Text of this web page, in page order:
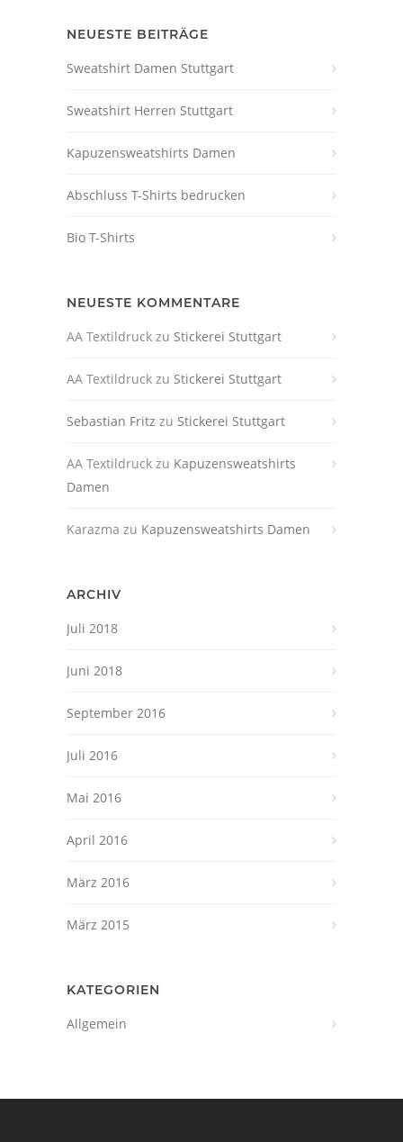
NEUESTE BEITRÄGE
Sweatshirt Damen Stuttgart
Sweatshirt Herren Stuttgart
Kapuzensweatshirts Damen
Abschluss T-Shirts bedrucken
Bio T-Shirts
NEUESTE KOMMENTARE
AA Textildruck zu Stickerei Stuttgart
AA Textildruck zu Stickerei Stuttgart
Sebastian Fritz zu Stickerei Stuttgart
AA Textildruck zu Kapuzensweatshirts
Damen
Karazma zu Kapuzensweatshirts Damen
ARCHIV
Juli 2018
Juni 2018
September 2016
Juli 2016
Mai 2016
April 2016
März 2016
März 2015
KATEGORIEN
Allgemein